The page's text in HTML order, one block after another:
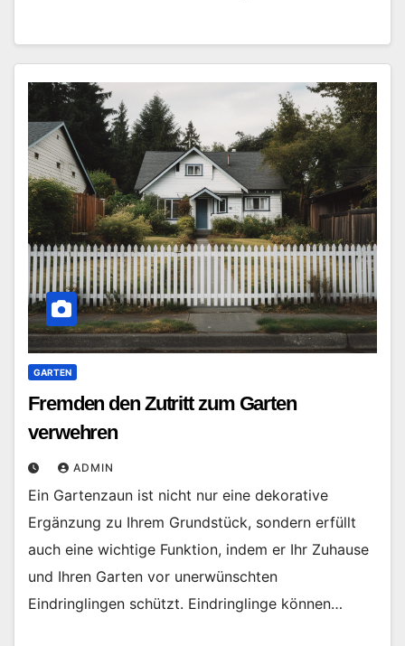
GARTEN
Fremden den Zutritt zum Garten
verwehren
ADMIN
Ein Gartenzaun ist nicht nur eine dekorative
Ergänzung zu Ihrem Grundstück, sondern erfüllt
auch eine wichtige Funktion, indem er Ihr Zuhause
und Ihren Garten vor unerwünschten
Eindringlingen schützt. Eindringlinge können…